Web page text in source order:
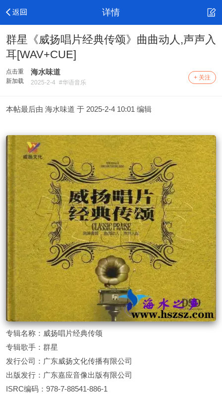
详情
群星《威扬唱片经典传颂》曲曲动人,声声入
耳[WAV+CUE]
点击重
新加载
海水味道
2025-2-4 #华语音乐
+ 关注
本帖最后由 海水味道 于 2025-2-4 10:01 编辑
专辑名称：威扬唱片经典传颂
专辑歌手：群星
发行公司：广东威扬文化传播有限公司
出版发行：广东嘉应音像出版有限公司
ISRC编码：978-7-88541-886-1